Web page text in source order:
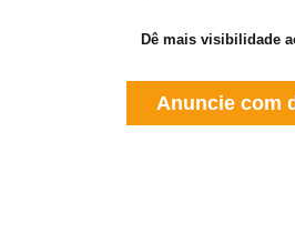
Dê mais visibilidade
Anuncie com